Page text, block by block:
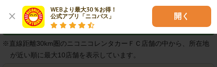
WEBより最大30％お得！
公式アプリ「ニコパス」
開く
近隣の店舗
※直線距離30km圏のニコニコレンタカーＦＣ店舗の中から、所在地
が近い順に最大10店舗を表示しています。